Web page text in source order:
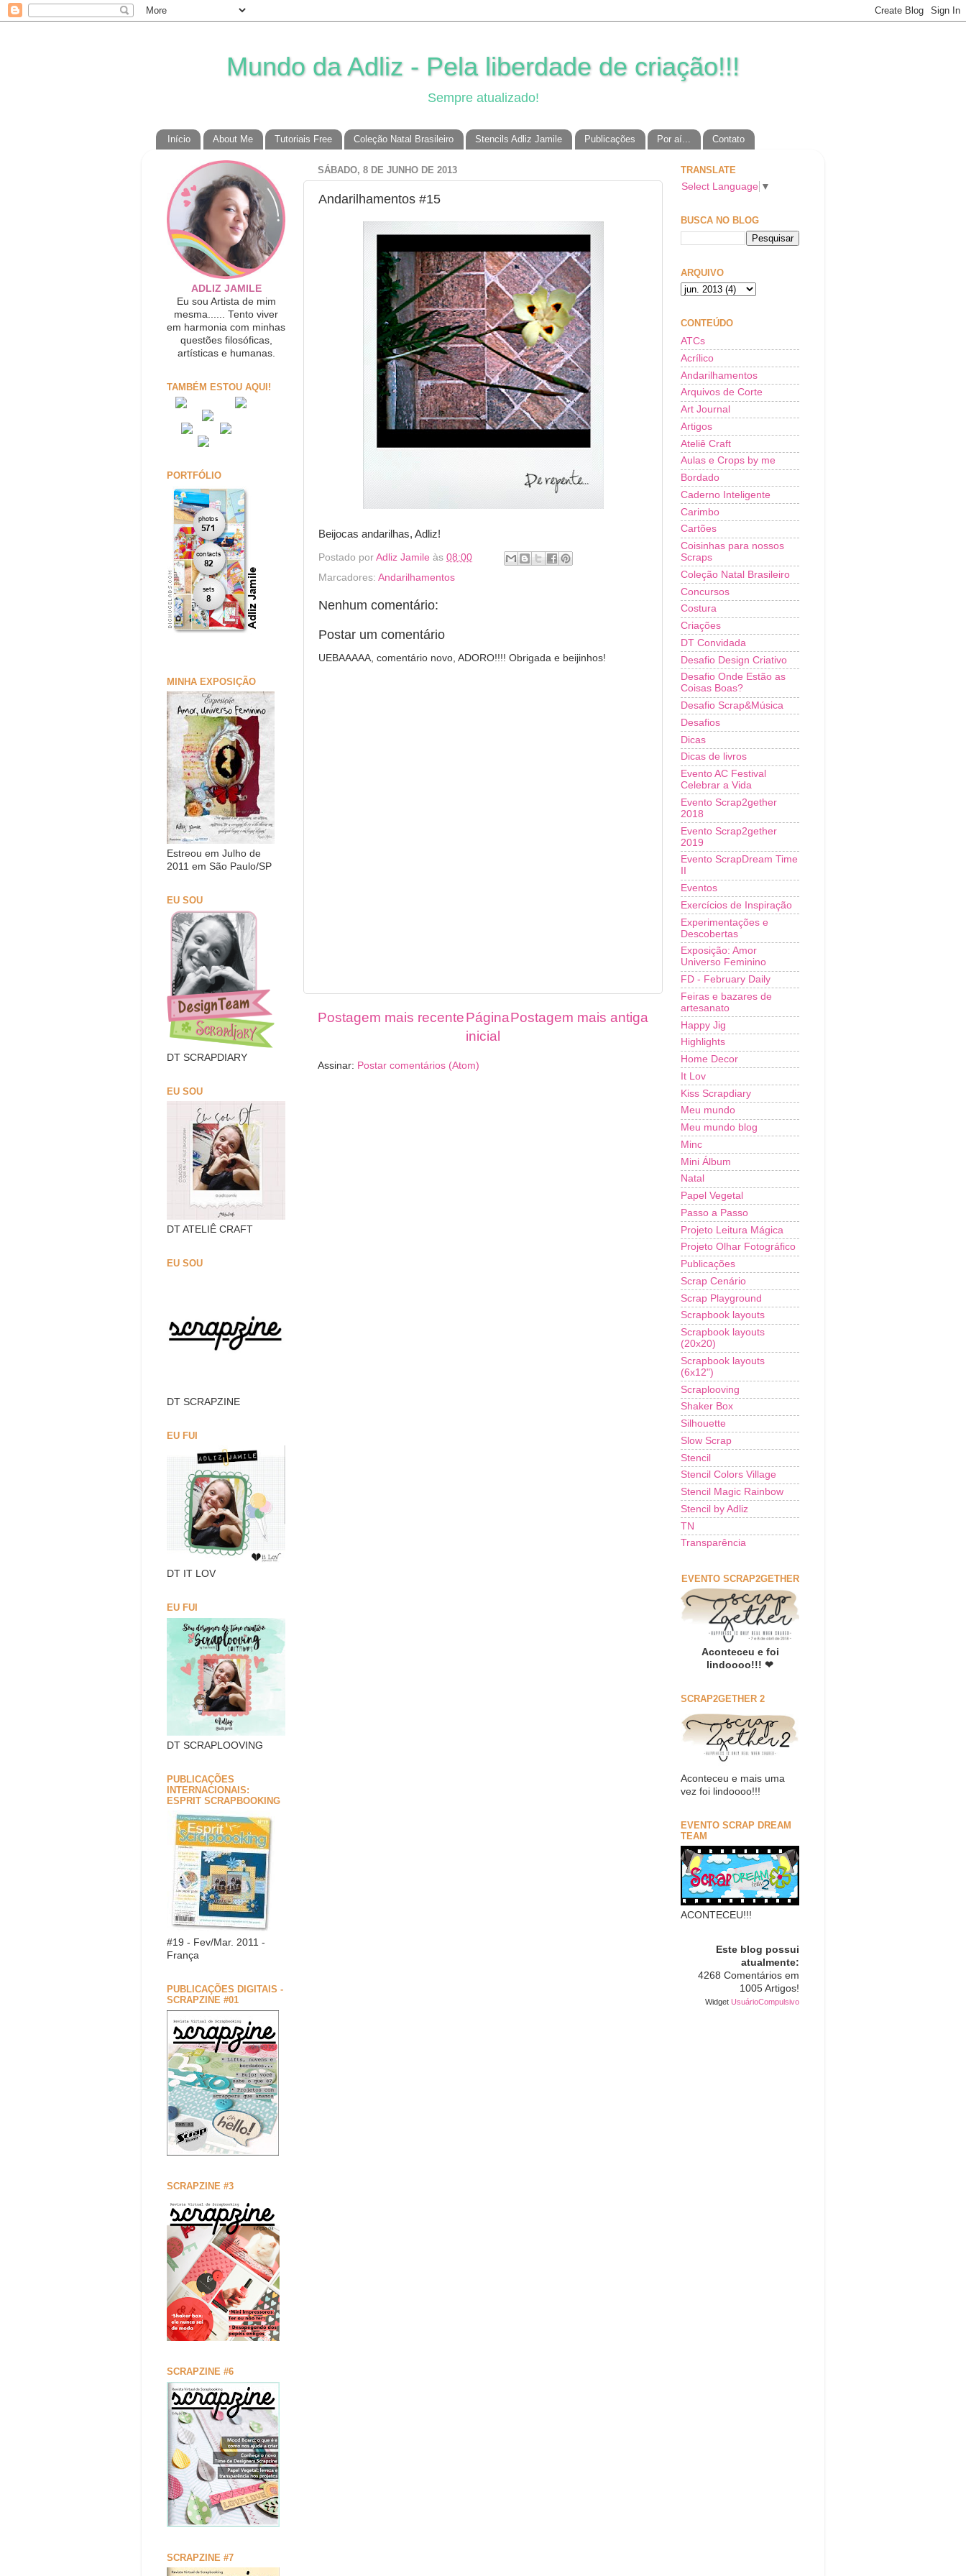
Mundo da Adliz - Pela liberdade de criação!!!
Sempre atualizado!
Início About Me Tutoriais Free Coleção Natal Brasileiro Stencils Adliz Jamile Publicações Por aí... Contato
SÁBADO, 8 DE JUNHO DE 2013
Andarilhamentos #15
Beijocas andarilhas, Adliz!
Postado por Adliz Jamile às 08:00
Marcadores: Andarilhamentos
Nenhum comentário:
Postar um comentário
UEBAAAAA, comentário novo, ADORO!!!! Obrigada e beijinhos!
Postagem mais recente Postagem mais antiga
Página
inicial
Assinar: Postar comentários (Atom)
ADLIZ JAMILE
Eu sou Artista de mim
mesma...... Tento viver
em harmonia com minhas
questões filosóficas,
artísticas e humanas.
TAMBÉM ESTOU AQUI!
PORTFÓLIO
MINHA EXPOSIÇÃO
Estreou em Julho de
2011 em São Paulo/SP
EU SOU
DT SCRAPDIARY
EU SOU
DT ATELIÊ CRAFT
EU SOU
DT SCRAPZINE
EU FUI
DT IT LOV
EU FUI
DT SCRAPLOOVING
PUBLICAÇÕES
INTERNACIONAIS:
ESPRIT SCRAPBOOKING
#19 - Fev/Mar. 2011 -
França
PUBLICAÇÕES DIGITAIS -
SCRAPZINE #01
SCRAPZINE #3
SCRAPZINE #6
SCRAPZINE #7
TRANSLATE
Select Language ▼
BUSCA NO BLOG
ARQUIVO
CONTEÚDO
ATCs
Acrílico
Andarilhamentos
Arquivos de Corte
Art Journal
Artigos
Ateliê Craft
Aulas e Crops by me
Bordado
Caderno Inteligente
Carimbo
Cartões
Coisinhas para nossos
Scraps
Coleção Natal Brasileiro
Concursos
Costura
Criações
DT Convidada
Desafio Design Criativo
Desafio Onde Estão as
Coisas Boas?
Desafio Scrap&Música
Desafios
Dicas
Dicas de livros
Evento AC Festival
Celebrar a Vida
Evento Scrap2gether
2018
Evento Scrap2gether
2019
Evento ScrapDream Time
Eventos
Exercícios de Inspiração
Experimentações e
Descobertas
Exposição: Amor
Universo Feminino
FD - February Daily
Feiras e bazares de
artesanato
Happy Jig
Highlights
Home Decor
It Lov
Kiss Scrapdiary
Meu mundo
Meu mundo blog
Minc
Mini Álbum
Natal
Papel Vegetal
Passo a Passo
Projeto Leitura Mágica
Projeto Olhar Fotográfico
Publicações
Scrap Cenário
Scrap Playground
Scrapbook layouts
Scrapbook layouts
(20x20)
Scrapbook layouts
(6x12")
Scraplooving
Shaker Box
Silhouette
Slow Scrap
Stencil
Stencil Colors Village
Stencil Magic Rainbow
Stencil by Adliz
TN
Transparência
EVENTO SCRAP2GETHER
Aconteceu e foi
lindoooo!!! ❤
SCRAP2GETHER 2
Aconteceu e mais uma
vez foi lindoooo!!!
EVENTO SCRAP DREAM
TEAM
ACONTECEU!!!
Este blog possui
atualmente:
4268 Comentários em
1005 Artigos!
Widget UsuárioCompulsivo